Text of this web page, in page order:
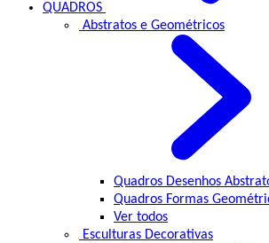
QUADROS
Abstratos e Geométricos
Quadros Desenhos
Quadros Formas
Ver todos
Esculturas Decorativas